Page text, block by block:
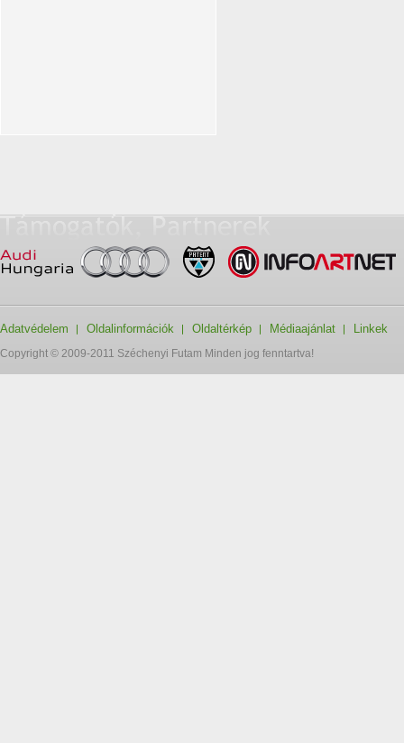
Adatvédelem Oldalinformációk Oldaltérkép Médiaajánlat Linkek
Copyright © 2009-2011 Széchenyi Futam Minden jog fenntartva!